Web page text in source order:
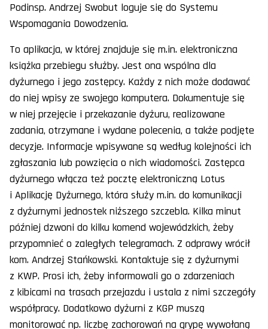
Podinsp. Andrzej Swobut loguje się do Systemu
Wspomagania Dowodzenia.
To aplikacja, w której znajduje się m.in. elektroniczna
książka przebiegu służby. Jest ona wspólna dla
dyżurnego i jego zastępcy. Każdy z nich może dodawać
do niej wpisy ze swojego komputera. Dokumentuje się
w niej przejęcie i przekazanie dyżuru, realizowane
zadania, otrzymane i wydane polecenia, a także podjęte
decyzje. Informacje wpisywane są według kolejności ich
zgłaszania lub powzięcia o nich wiadomości. Zastępca
dyżurnego włącza też pocztę elektroniczną Lotus
i Aplikację Dyżurnego, która służy m.in. do komunikacji
z dyżurnymi jednostek niższego szczebla. Kilka minut
później dzwoni do kilku komend wojewódzkich, żeby
przypomnieć o zaległych telegramach. Z odprawy wrócił
kom. Andrzej Stańkowski. Kontaktuje się z dyżurnymi
z KWP. Prosi ich, żeby informowali go o zdarzeniach
z kibicami na trasach przejazdu i ustala z nimi szczegóły
współpracy. Dodatkowo dyżurni z KGP muszą
monitorować np. liczbę zachorowań na grypę wywołaną